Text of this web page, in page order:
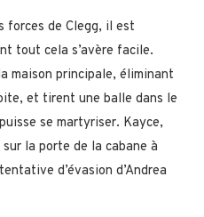
forces de Clegg, il est
tout cela s’avère facile.
maison principale, éliminant
et tirent une balle dans le
se martyriser. Kayce,
la porte de la cabane à
d’évasion d’Andrea